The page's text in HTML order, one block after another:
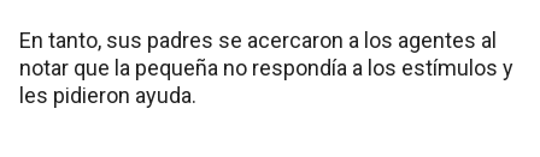
En tanto, sus padres se acercaron a los agentes al
notar que la pequeña no respondía a los estímulos y
les pidieron ayuda.